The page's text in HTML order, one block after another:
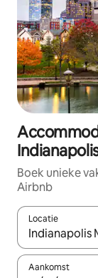
Boek unieke
Airbnb
Locatie
Wanneer er
Aankomst